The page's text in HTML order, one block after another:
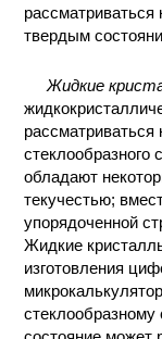
твердым
Жидкие
рассматриваться
стеклообразного
обладают
текучестью;
упорядоченной
Жидкие
изготовления